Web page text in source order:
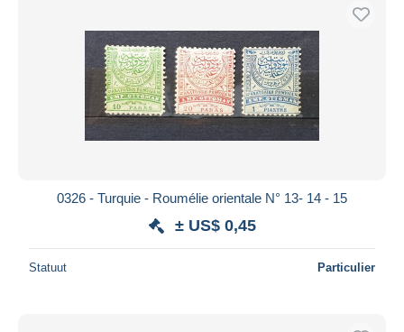
0326 - Turquie - Roumélie orientale N° 13- 14 - 15
± US$ 0,45
Statuut Particulier